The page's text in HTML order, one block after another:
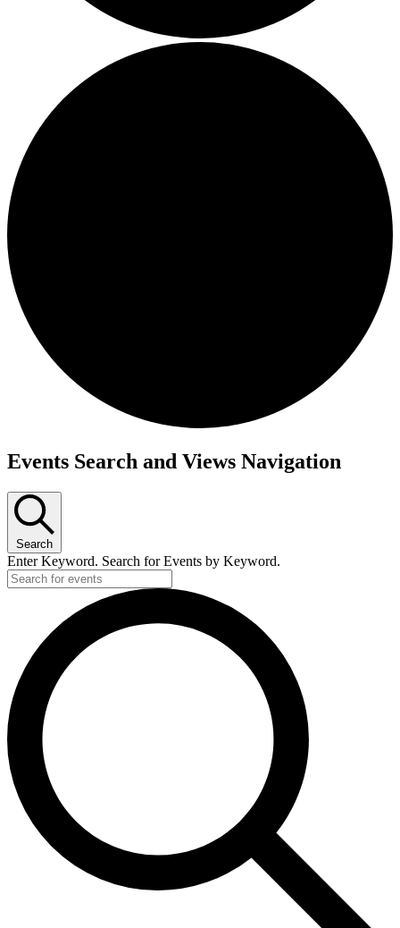
Events Search and Views Navigation
Search
Enter Keyword. Search for Events by Keyword.